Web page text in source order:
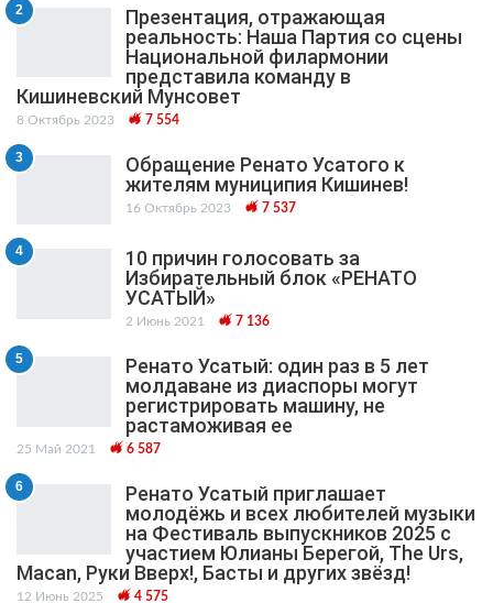
2
Презентация, отражающая
реальность: Наша Партия со сцены
Национальной филармонии
представила команду в
Кишиневский Мунсовет
8 Октябрь 2023 7 554
3
Обращение Ренато Усатого к
жителям муниципия Кишинев!
16 Октябрь 2023 7 537
4
10 причин голосовать за
Избирательный блок «РЕНАТО
УСАТЫЙ»
2 Июнь 2021 7 136
5
Ренато Усатый: один раз в 5 лет
молдаване из диаспоры могут
регистрировать машину, не
растаможивая ее
25 Май 2021 6 587
6
Ренато Усатый приглашает
молодёжь и всех любителей музыки
на Фестиваль выпускников 2025 с
участием Юлианы Берегой, The Urs,
Macan, Руки Вверх!, Басты и других звёзд!
12 Июнь 2025 4 575